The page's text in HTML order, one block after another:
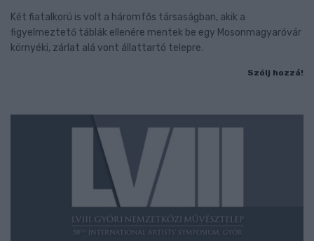
Két fiatalkorú is volt a háromfős társaságban, akik a
figyelmeztető táblák ellenére mentek be egy Mosonmagyaróvár
környéki, zárlat alá vont állattartó telepre.
Szólj hozzá!